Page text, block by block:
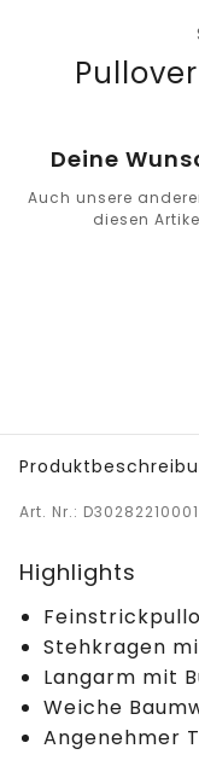
Deine
Auch unsere
diesen
Art. Nr.: D30282210001
Highlights
Stehkragen
Langarm mit
Weiche
Angenehmer